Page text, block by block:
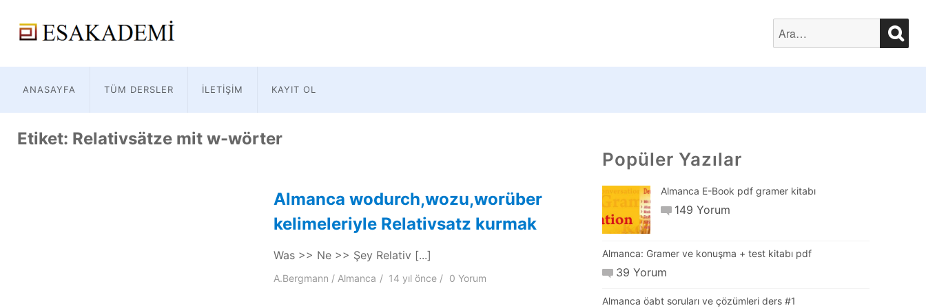
for:
ANASAYFA TÜM DERSLER İLETIŞIM KAYIT OL
Etiket: Relativsätze mit w-wörter
Almanca wodurch,wozu,worüber
kelimeleriyle Relativsatz kurmak
Was >> Ne >> Şey Relativ [...]
A.Bergmann Almanca 14 yılönce 0 Yorum
Popüler Yazılar
Almanca E-Book pdf gramer kitabı
149 Yorum
Almanca: Gramer ve konuşma + test kitabı pdf
39 Yorum
Almanca öabt soruları ve çözümleri ders #1